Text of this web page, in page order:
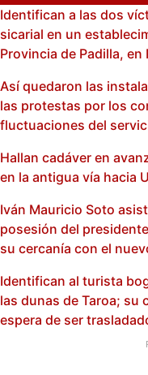
Identifican a las dos
sicarial en un
Provincia de Padilla, en
Así quedaron las
las protestas por los
fluctuaciones del
Hallan cadáver en
en la antigua vía hacia
Iván Mauricio Soto
posesión del
su cercanía con el
Identifican al turista
las dunas de Taroa; su
espera de ser